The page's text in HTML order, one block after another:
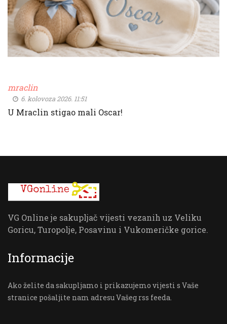
mraclin
6. kolovoza 2026. 11:51
U Mraclin stigao mali Oscar!
VG Online je sakupljač vijesti vezanih uz Veliku
Goricu, Turopolje, Posavinu i Vukomeričke gorice.
Informacije
Ako želite da sakupljamo i prikazujemo vijesti s Vaše
stranice pošaljite nam adresu Vašeg rss feeda.